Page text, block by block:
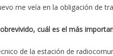
me veía en la obligación de
cuál es el más
de la estación de